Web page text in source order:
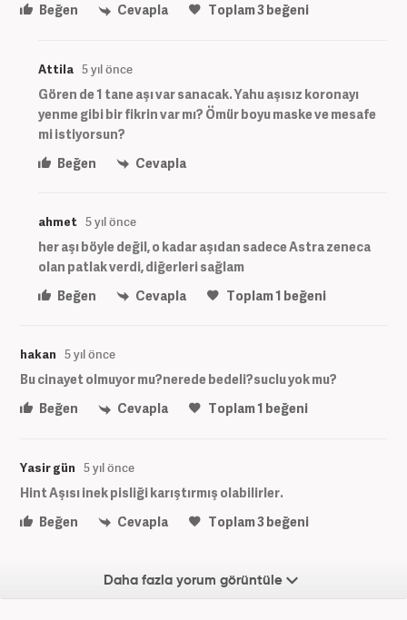
Beğen
Cevapla Toplam3beğeni
Attila 5 yıl önce
Gören de 1 tane aşı var sanacak. Yahu aşısız koronayı
yenme gibi bir fikrin var mı? Ömür boyu maske ve mesafe
mi istiyorsun?
Beğen
Cevapla
ahmet 5 yıl önce
her aşı böyle değil, o kadar aşıdan sadece Astra zeneca
olan patlak verdi, diğerleri sağlam
Beğen
Cevapla Toplam1 beğeni
hakan 5 yıl önce
Bu cinayet olmuyor mu?nerede bedeli?suclu yok mu?
Beğen
Cevapla Toplam1 beğeni
Yasir gün 5 yıl önce
Hint Aşısı inek pisliği karıştırmış olabilirler.
Beğen
Cevapla Toplam3beğeni
Daha fazla yorum görüntüle